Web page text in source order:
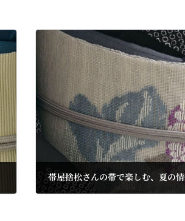
帯屋捨松さんの帯で楽しむ、夏の
2025年5月11日